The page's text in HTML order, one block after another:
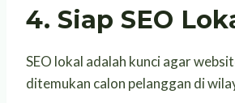
4. Siap SEO
SEO lokal adalah kunci agar
ditemukan calon pelanggan di